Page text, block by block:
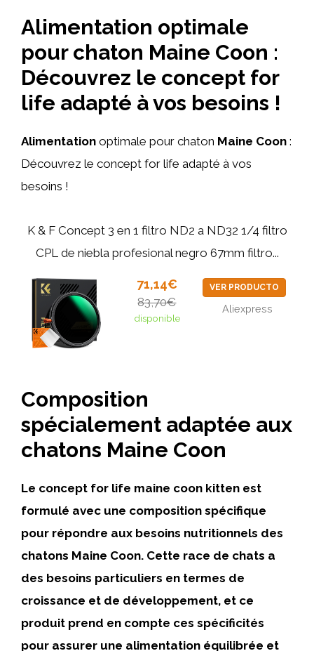
Alimentation optimale
pour chaton Maine Coon :
Découvrez le concept for
life adapté à vos besoins !
Alimentation optimale pour chaton Maine Coon :
Découvrez le concept for life adapté à vos
besoins !
K & F Concept 3 en 1 filtro ND2 a ND32 1/4 filtro
CPL de niebla profesional negro 67mm filtro...
71,14€
83,70€
disponible
VER PRODUCTO
Aliexpress
Composition
spécialement adaptée aux
chatons Maine Coon
Le concept for life maine coon kitten est
formulé avec une composition spécifique
pour répondre aux besoins nutritionnels des
chatons Maine Coon. Cette race de chats a
des besoins particuliers en termes de
croissance et de développement, et ce
produit prend en compte ces spécificités
pour assurer une alimentation équilibrée et